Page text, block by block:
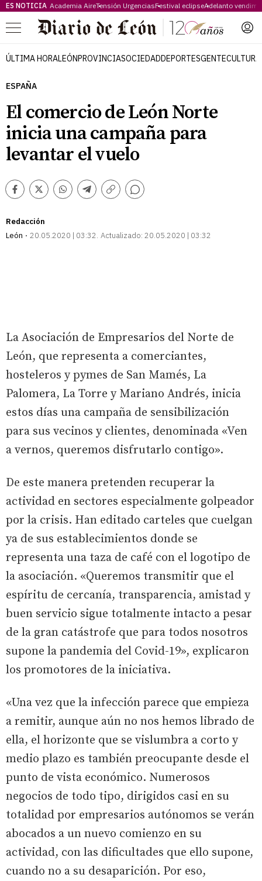
ES NOTICIA Academia AireTensión UrgenciasFestival eclipseAdelanto
Menú
ÚLTIMA HORALEÓNPROVINCIASOCIEDADDEPORTESGENTECULTURA
ESPAÑA
El comercio de León Norte
inicia una campaña para
levantar el vuelo
Facebook
TwitterWhatsappTelegram
Copiar
Comentarios
Redacción
León
20.05.2020 | 03:32 Actualizado: 20.05.2020 | 03:32
La Asociación de Empresarios del Norte de
León, que representa a comerciantes,
hosteleros y pymes de San Mamés, La
Palomera, La Torre y Mariano Andrés, inicia
estos días una campaña de sensibilización
para sus vecinos y clientes, denominada «Ven
a vernos, queremos disfrutarlo contigo».
De este manera pretenden recuperar la
actividad en sectores especialmente golpeador
por la crisis. Han editado carteles que cuelgan
ya de sus establecimientos donde se
representa una taza de café con el logotipo de
la asociación. «Queremos transmitir que el
espíritu de cercanía, transparencia, amistad y
buen servicio sigue totalmente intacto a pesar
de la gran catástrofe que para todos nosotros
supone la pandemia del Covid-19», explicaron
los promotores de la iniciativa.
«Una vez que la infección parece que empieza
a remitir, aunque aún no nos hemos librado de
ella, el horizonte que se vislumbra a corto y
medio plazo es también preocupante desde el
punto de vista económico. Numerosos
negocios de todo tipo, dirigidos casi en su
totalidad por empresarios autónomos se verán
abocados a un nuevo comienzo en su
actividad, con las dificultades que ello supone,
cuando no a su desaparición. Por eso,